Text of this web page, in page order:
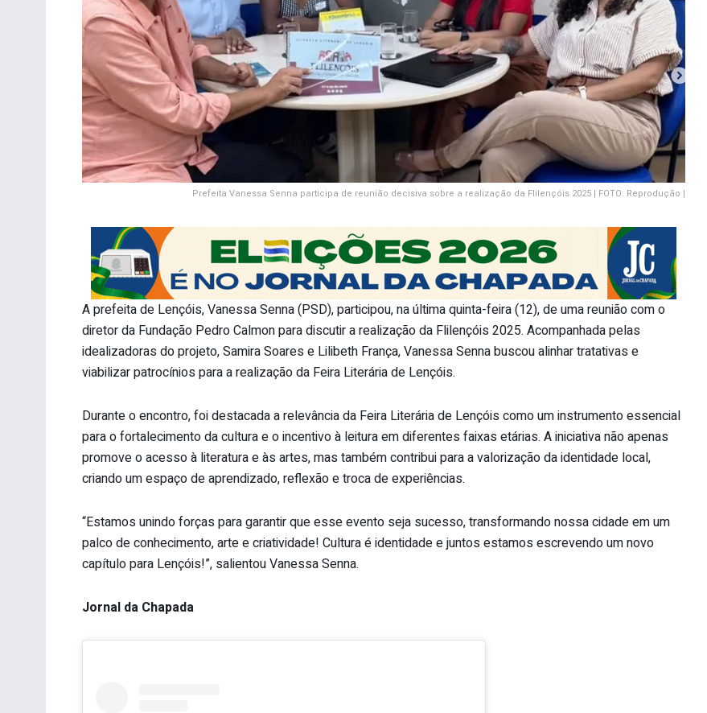
Prefeita Vanessa Senna participa de reunião decisiva sobre a realização da Flilençóis 2025 | FOTO: Reprodução |
A prefeita de Lençóis, Vanessa Senna (PSD), participou, na última quinta-feira (12), de uma reunião com o
diretor da Fundação Pedro Calmon para discutir a realização da Flilençóis 2025. Acompanhada pelas
idealizadoras do projeto, Samira Soares e Lilibeth França, Vanessa Senna buscou alinhar tratativas e
viabilizar patrocínios para a realização da Feira Literária de Lençóis.
Durante o encontro, foi destacada a relevância da Feira Literária de Lençóis como um instrumento essencial
para o fortalecimento da cultura e o incentivo à leitura em diferentes faixas etárias. A iniciativa não apenas
promove o acesso à literatura e às artes, mas também contribui para a valorização da identidade local,
criando um espaço de aprendizado, reflexão e troca de experiências.
“Estamos unindo forças para garantir que esse evento seja sucesso, transformando nossa cidade em um
palco de conhecimento, arte e criatividade! Cultura é identidade e juntos estamos escrevendo um novo
capítulo para Lençóis!”, salientou Vanessa Senna.
Jornal da Chapada